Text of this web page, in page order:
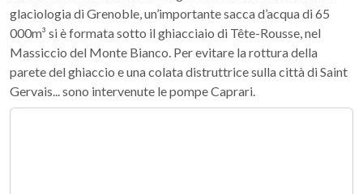
glaciologia di Grenoble, un’importante sacca d’acqua di 65
000m³ si è formata sotto il ghiacciaio di Tête-Rousse, nel
Massiccio del Monte Bianco. Per evitare la rottura della
parete del ghiaccio e una colata distruttrice sulla città di Saint
Gervais... sono intervenute le pompe Caprari.